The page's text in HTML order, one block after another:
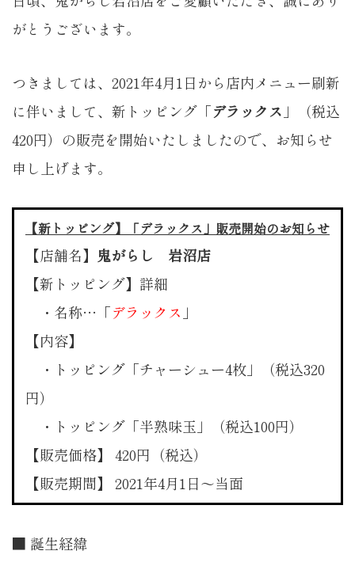
がとうございます。
つきましては、2021年4月1日から店内メニュー刷新
に伴いまして、新トッピング「デラックス 」（税込
420円）の販売を開始いたしましたので、お知らせ
申し上げます。
【新トッピング】「デラックス」販売開始のお知らせ
【店舗名】 鬼がらし 岩沼店
【新トッピング】詳細
・名称…「デラックス 」
【内容】
・トッピング「チャーシュー4枚」（税込320
円）
・トッピング「半熟味玉」（税込100円）
【販売価格】 420円（税込）
【販売期間】 2021年4月1日〜当面
■ 誕生経緯